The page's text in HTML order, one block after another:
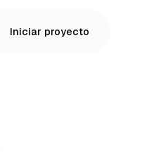
Iniciar proyecto